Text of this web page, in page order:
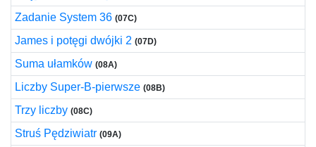
Zadanie System 36 (07C)
James i potęgi dwójki 2 (07D)
Suma ułamków (08A)
Liczby Super-B-pierwsze (08B)
Trzy liczby (08C)
Struś Pędziwiatr (09A)